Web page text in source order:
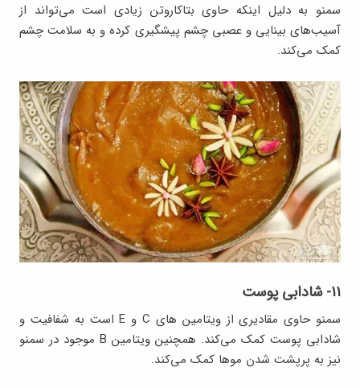
سمنو به دلیل اینکه حاوی بتاکاروتن زیادی است می‌تواند از
آسیب‌های بینایی و عصبی چشم پیشگیری کرده و به سلامت چشم
کمک می‌کند.
۱۱- شادابی پوست
سمنو حاوی مقادیری از ویتامین های C و E است به شفافیت و
شادابی پوست کمک می‌کند. همچنین ویتامین B موجود در سمنو
نیز به پرپشت شدن موها کمک می‌کند.